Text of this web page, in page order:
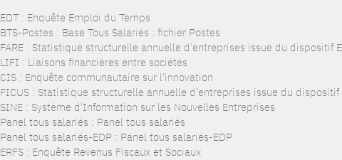
EDT : Enquête Emploi du Temps
BTS-Postes : Base Tous Salariés : fichier Postes
FARE : Statistique structurelle annuelle d’entreprises issue du dispositif
LIFI : Liaisons financières entre sociétés
CIS : Enquête communautaire sur l'innovation
FICUS : Statistique structurelle annuelle d’entreprises issue du dispositif
SINE : Système d'Information sur les Nouvelles Entreprises
Panel tous salariés : Panel tous salariés
Panel tous salariés-EDP : Panel tous salariés-EDP
ERFS : Enquête Revenus Fiscaux et Sociaux